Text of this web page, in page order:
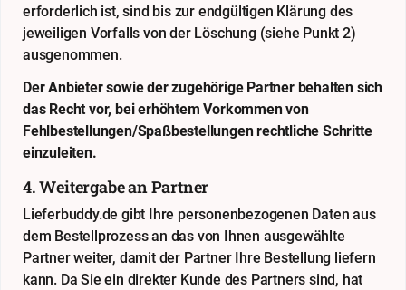
erforderlich ist, sind bis zur endgültigen Klärung des
jeweiligen Vorfalls von der Löschung (siehe Punkt 2)
ausgenommen.
Der Anbieter sowie der zugehörige Partner behalten sich
das Recht vor, bei erhöhtem Vorkommen von
Fehlbestellungen/Spaßbestellungen rechtliche Schritte
einzuleiten.
4. Weitergabe an Partner
Lieferbuddy.de gibt Ihre personenbezogenen Daten aus
dem Bestellprozess an das von Ihnen ausgewählte
Partner weiter, damit der Partner Ihre Bestellung liefern
kann. Da Sie ein direkter Kunde des Partners sind, hat